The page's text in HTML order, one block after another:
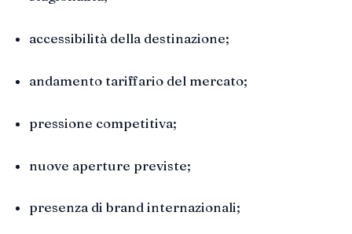
accessibilità della destinazione;
andamento tariffario del mercato;
pressione competitiva;
nuove aperture previste;
presenza di brand internazionali;